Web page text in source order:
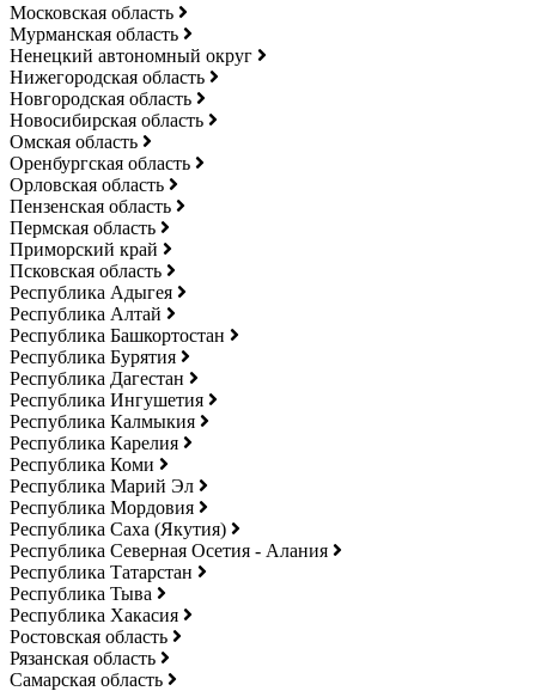
Московская область
Мурманская область
Ненецкий автономный округ
Нижегородская область
Новгородская область
Новосибирская область
Омская область
Оренбургская область
Орловская область
Пензенская область
Пермская область
Приморский край
Псковская область
Республика Адыгея
Республика Алтай
Республика Башкортостан
Республика Бурятия
Республика Дагестан
Республика Ингушетия
Республика Калмыкия
Республика Карелия
Республика Коми
Республика Марий Эл
Республика Мордовия
Республика Саха (Якутия)
Республика Северная Осетия - Алания
Республика Татарстан
Республика Тыва
Республика Хакасия
Ростовская область
Рязанская область
Самарская область